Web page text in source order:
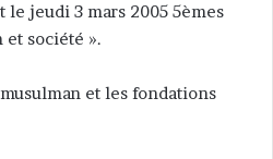
le jeudi 3 mars 2005 5èmes
et société ».
et les fondations